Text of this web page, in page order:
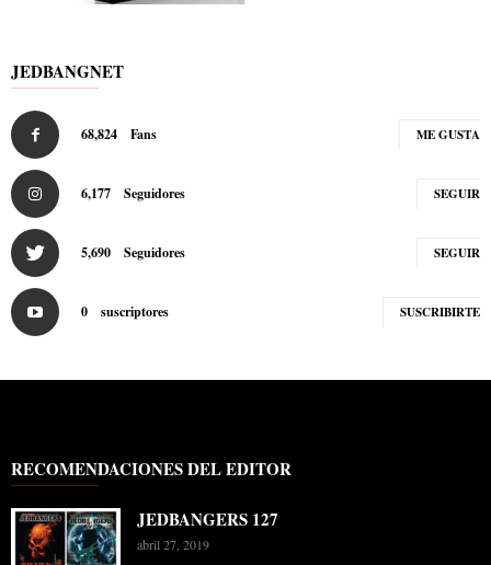
JEDBANGNET
68,824 Fans ME GUSTA
6,177 Seguidores SEGUIR
5,690 Seguidores SEGUIR
0 suscriptores SUSCRIBIRTE
RECOMENDACIONES DEL EDITOR
JEDBANGERS 127
abril 27, 2019